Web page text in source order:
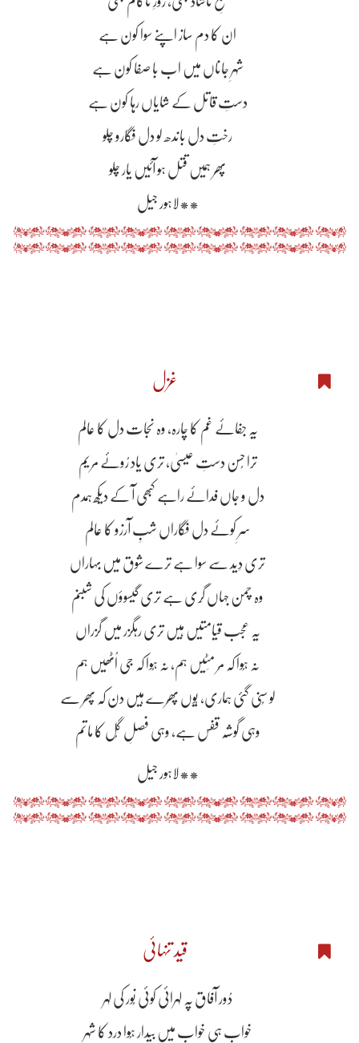
ان کا دم ساز اپنے سوا کون ہے
شہرِ جاناں میں اب با صفا کون ہے
دستِ قاتل کے شایاں رہا کون ہے
رختِ دل باندھ لو دل فگارو چلو
پھر ہمیں قتل ہو آئیں یار چلو
**لاہور جیل
غزل
یہ جفائے غم کا چارہ، وہ نَجات دل کا عالم
ترا حُسن دستِ عیسیٰ، تری یاد رُوئے مریم
دل و جاں فدائے راہے کبھی آ کے دیکھ ہمدم
سرِ کوئے دل فگاراں شبِ آرزو کا عالم
تری دِید سے سوا ہے ترے شوق میں بہاراں
وہ چمن جہاں گِری ہے تری گیسوؤں کی شبنم
یہ عجب قیامتیں ہیں تری رہگزر میں گزراں
نہ ہُوا کہ مَر مِٹیں ہم، نہ ہُوا کہ جی اُٹھیں ہم
لو سُنی گئی ہماری، یُوں پھِرے ہیں دن کہ پھر سے
وہی گوشہ قفس ہے، وہی فصلِ گُل کا ماتم
**لاہور جیل
قید تنہائی
دُور آفاق پہ لہرائی کوئی نُور کی لہر
خواب ہی خواب میں بیدار ہُوا درد کا شہر